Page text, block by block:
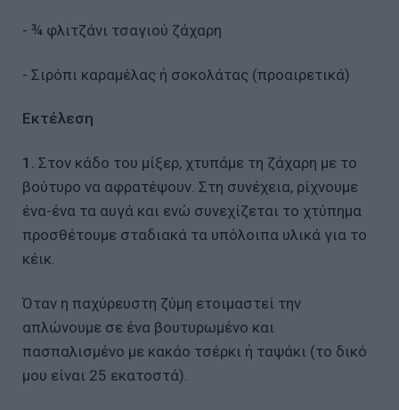
- ¾ φλιτζάνι τσαγιού ζάχαρη
- Σιρόπι καραμέλας ή σοκολάτας (προαιρετικά)
Εκτέλεση
1. Στον κάδο του μίξερ, χτυπάμε τη ζάχαρη με το
βούτυρο να αφρατέψουν. Στη συνέχεια, ρίχνουμε
ένα-ένα τα αυγά και ενώ συνεχίζεται το χτύπημα
προσθέτουμε σταδιακά τα υπόλοιπα υλικά για το
κέικ.
Όταν η παχύρευστη ζύμη ετοιμαστεί την
απλώνουμε σε ένα βουτυρωμένο και
πασπαλισμένο με κακάο τσέρκι ή ταψάκι (το δικό
μου είναι 25 εκατοστά).